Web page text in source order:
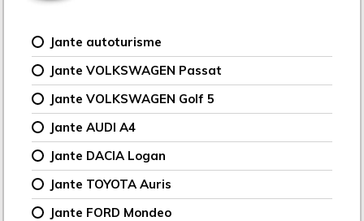
Jante autoturisme
Jante VOLKSWAGEN Passat
Jante VOLKSWAGEN Golf 5
Jante AUDI A4
Jante DACIA Logan
Jante TOYOTA Auris
Jante FORD Mondeo